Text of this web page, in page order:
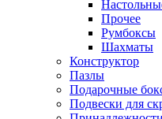
Прочее
Румбоксы
Шахматы
Конструктор
Пазлы
Подарочные
Подвески для